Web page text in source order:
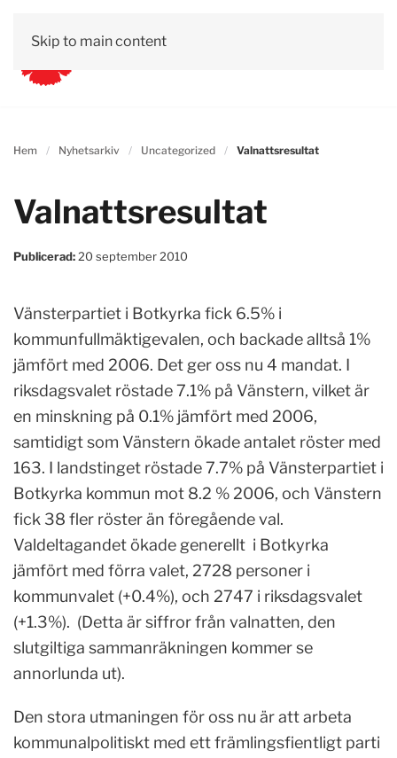
Skip to main content
Hem Nyhetsarkiv Uncategorized Valnattsresultat
Valnattsresultat
Publicerad: 20 september 2010
Vänsterpartiet i Botkyrka fick 6.5% i
kommunfullmäktigevalen, och backade alltså 1%
jämfört med 2006. Det ger oss nu 4 mandat. I
riksdagsvalet röstade 7.1% på Vänstern, vilket är
en minskning på 0.1% jämfört med 2006,
samtidigt som Vänstern ökade antalet röster med
163. I landstinget röstade 7.7% på Vänsterpartiet i
Botkyrka kommun mot 8.2 % 2006, och Vänstern
fick 38 fler röster än föregående val.
Valdeltagandet ökade generellt i Botkyrka
jämfört med förra valet, 2728 personer i
kommunvalet (+0.4%), och 2747 i riksdagsvalet
(+1.3%). (Detta är siffror från valnatten, den
slutgiltiga sammanräkningen kommer se
annorlunda ut).
Den stora utmaningen för oss nu är att arbeta
kommunalpolitiskt med ett främlingsfientligt parti